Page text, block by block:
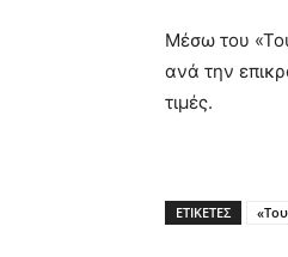
Μέσω του
ανά την
τιμές.
ΕΤΙΚΕΤΕΣ